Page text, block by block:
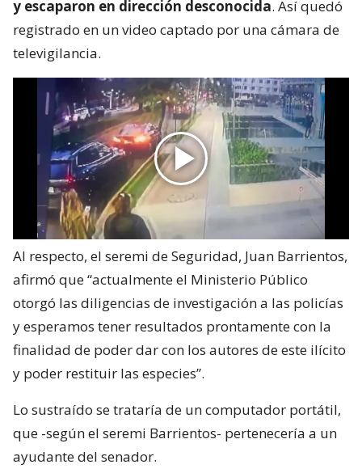
y escaparon en dirección desconocida. Así quedó
registrado en un video captado por una cámara de
televigilancia.
Al respecto, el seremi de Seguridad, Juan Barrientos,
afirmó que “actualmente el Ministerio Público
otorgó las diligencias de investigación a las policías
y esperamos tener resultados prontamente con la
finalidad de poder dar con los autores de este ilícito
y poder restituir las especies”.
Lo sustraído se trataría de un computador portátil,
que -según el seremi Barrientos- pertenecería a un
ayudante del senador.